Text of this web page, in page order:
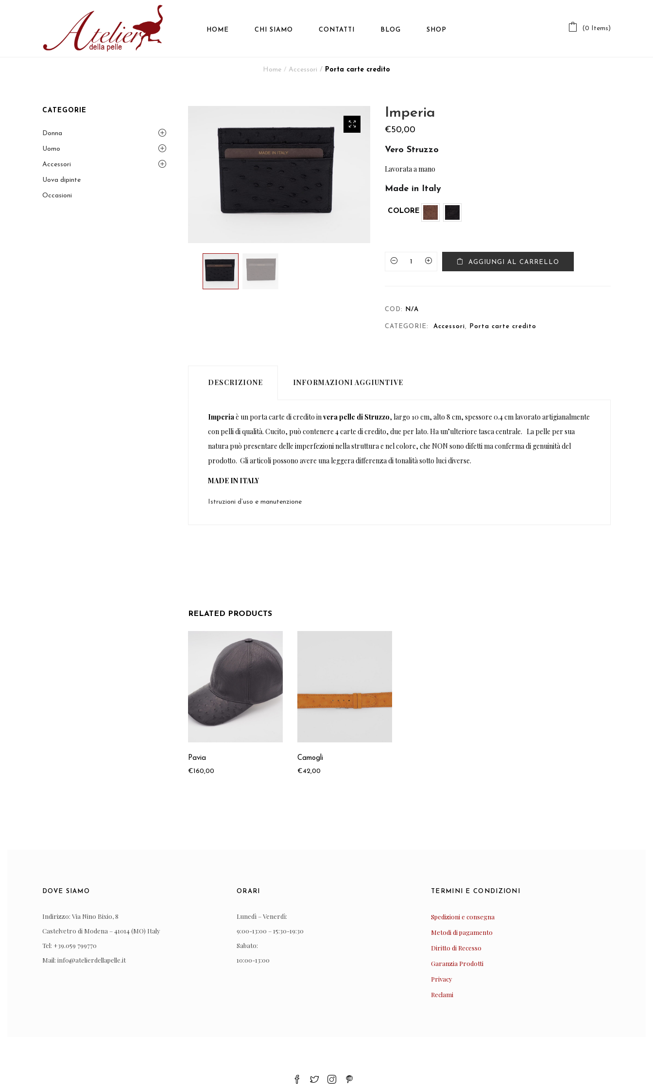
HOME CHI SIAMO CONTATTI BLOG SHOP (0 Items)
Home Accessori Porta carte credito
Imperia
€50,00
Vero Struzzo
Lavorata a mano
Made in Italy
COLORE
Quantity
AGGIUNGI AL CARRELLO
COD: N/A
CATEGORIE: Accessori, Porta carte credito
DESCRIZIONE INFORMAZIONI AGGIUNTIVE
Imperia è un porta carte di credito in vera pelle di Struzzo, largo 10 cm, alto 8 cm, spessore 0.4 cm lavorato artigianalmente
con pelli di qualità. Cucito, può contenere 4 carte di credito, due per lato. Ha un’ulteriore tasca centrale. La pelle per sua
natura può presentare delle imperfezioni nella struttura e nel colore, che NON sono difetti ma conferma di genuinità del
prodotto. Gli articoli possono avere una leggera differenza di tonalità sotto luci diverse.
MADE IN ITALY
Istruzioni d’uso e manutenzione
RELATED PRODUCTS
Pavia
€160,00
Camogli
€42,00
CATEGORIE
Donna
Uomo
Accessori
Uova dipinte
Occasioni
DOVE SIAMO
Indirizzo: Via Nino Bixio, 8
Castelvetro di Modena – 41014 (MO) Italy
Tel: +39.059 799770
Mail: info@atelierdellapelle.it
ORARI
Lunedì – Venerdì:
9:00-13:00 – 15:30-19:30
Sabato:
10:00-13:00
TERMINI E CONDIZIONI
Spedizioni e consegna
Metodi di pagamento
Diritto di Recesso
Garanzia Prodotti
Privacy
Reclami